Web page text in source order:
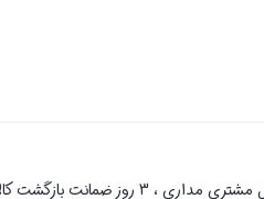
دیجیسام تک به عنوان یکی از قدیمی‌ترین